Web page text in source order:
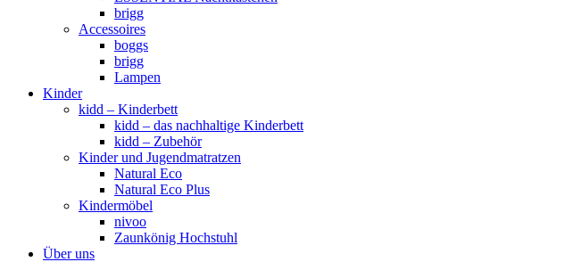
brigg
Accessoires
boggs
brigg
Lampen
Kinder
kidd – Kinderbett
kidd – das nachhaltige Kinderbett
kidd – Zubehör
Kinder und Jugendmatratzen
Natural Eco
Natural Eco Plus
Kindermöbel
nivoo
Zaunkönig Hochstuhl
Über uns